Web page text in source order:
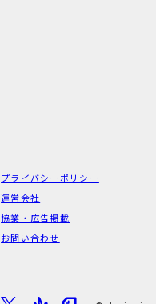
プライバシーポリシー
運営会社
協業・広告掲載
お問い合わせ